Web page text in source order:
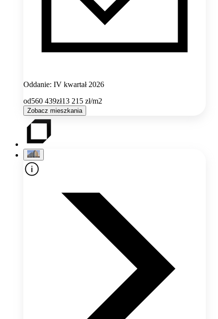
Oddanie: IV kwartał 2026
od560 439zł13 215 zł/m2
Zobacz mieszkania